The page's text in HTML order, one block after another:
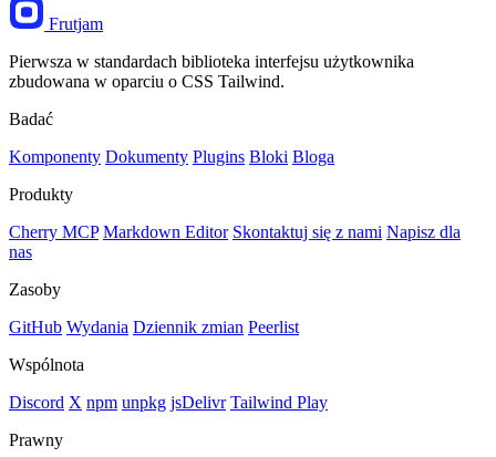
Frutjam
Pierwsza w standardach biblioteka interfejsu użytkownika
zbudowana w oparciu o CSS Tailwind.
Badać
Komponenty Dokumenty Plugins Bloki Bloga
Produkty
Cherry MCP Markdown Editor Skontaktuj się z nami Napisz dla
nas
Zasoby
GitHub Wydania Dziennik zmian Peerlist
Wspólnota
Discord X npm unpkg jsDelivr Tailwind Play
Prawny